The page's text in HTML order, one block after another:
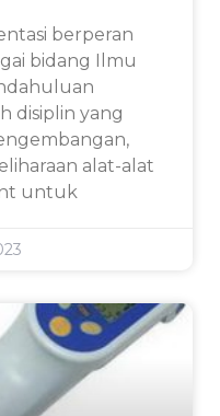
berperan
bidang Ilmu
disiplin yang
alat-alat
untuk